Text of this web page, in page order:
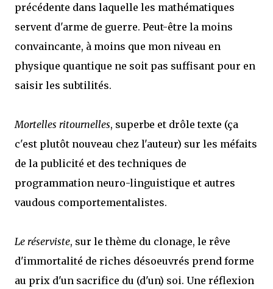
précédente dans laquelle les mathématiques
servent d'arme de guerre. Peut-être la moins
convaincante, à moins que mon niveau en
physique quantique ne soit pas suffisant pour en
saisir les subtilités.
Mortelles ritournelles, superbe et drôle texte (ça
c'est plutôt nouveau chez l'auteur) sur les méfaits
de la publicité et des techniques de
programmation neuro-linguistique et autres
vaudous comportementalistes.
Le réserviste, sur le thème du clonage, le rêve
d'immortalité de riches désoeuvrés prend forme
au prix d'un sacrifice du (d'un) soi. Une réflexion